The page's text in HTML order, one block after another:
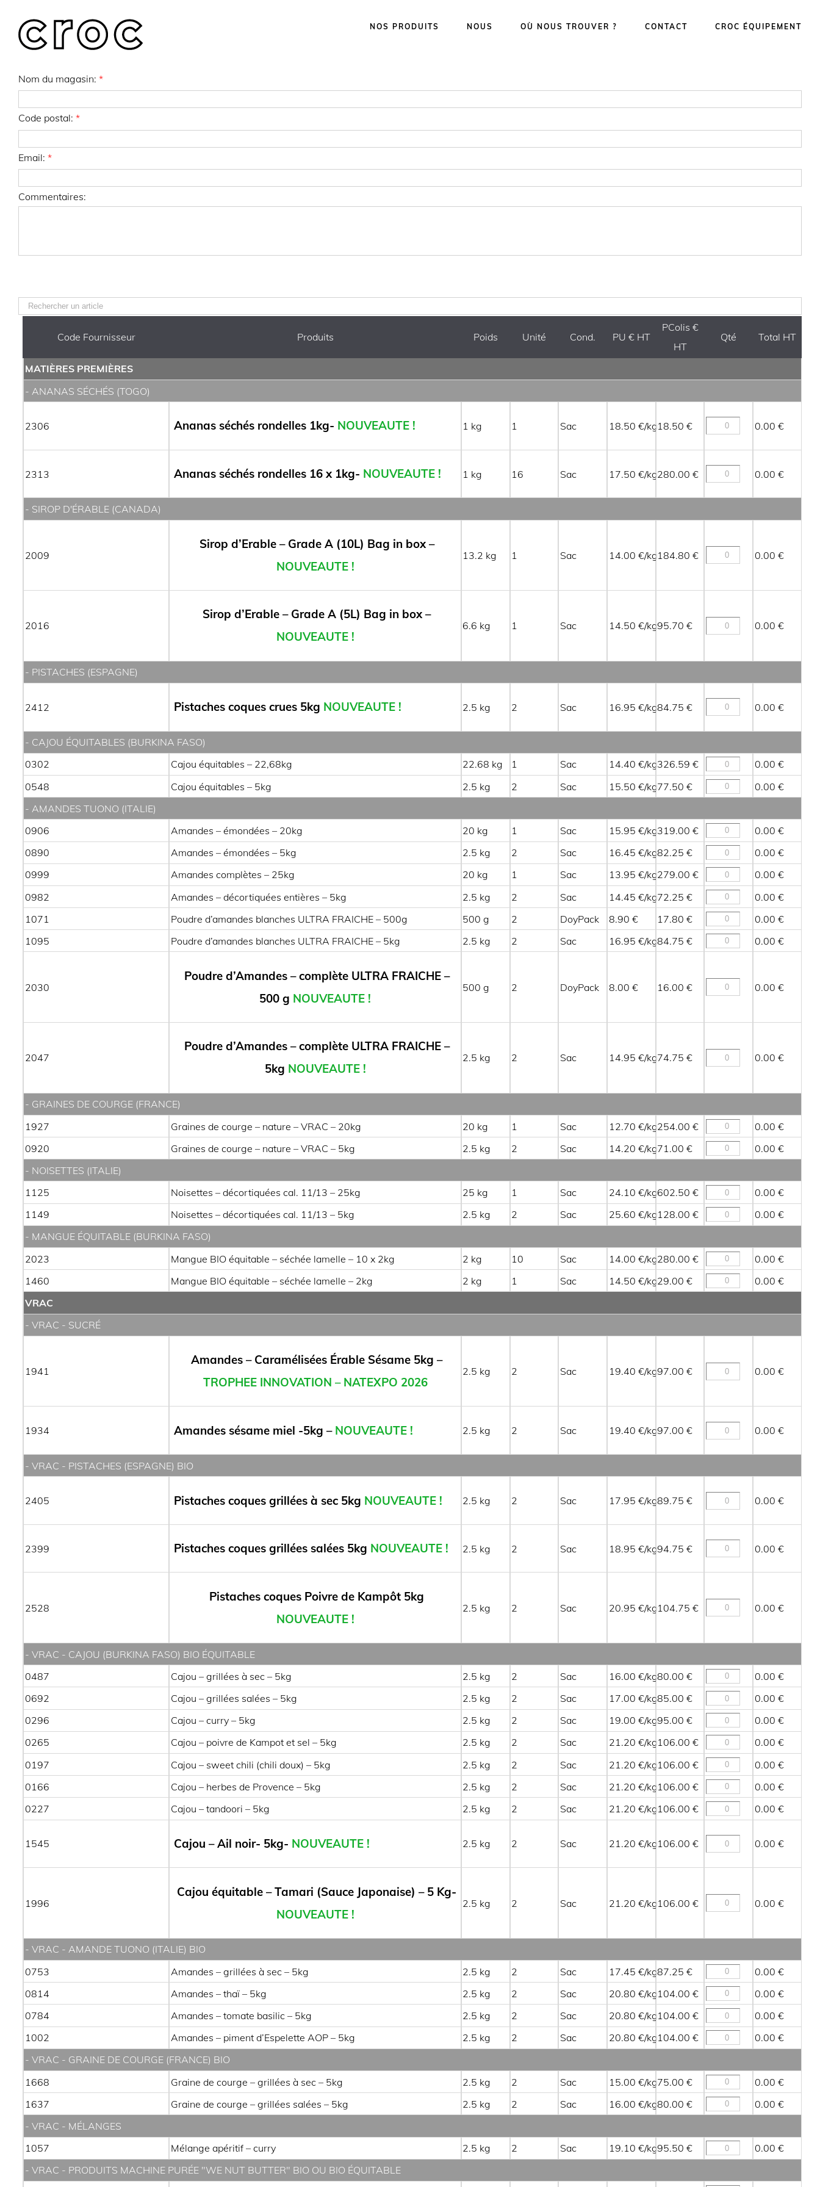
content
NOS PRODUITS NOUS OÙ NOUS TROUVER ? CONTACT CROC ÉQUIPEMENT
Nom du magasin:
Code postal:
Email:
Commentaires:
Code Fournisseur Produits Poids Unité Cond. PU € HT
PColis €
HT
Qté Total HT
MATIÈRES PREMIÈRES
- ANANAS SÉCHÉS (TOGO)
2306 Ananas séchés rondelles 1kg- NOUVEAUTE ! 1 1 Sac 18.50 18.50 0.00
2313 Ananas séchés rondelles 16 x 1kg- NOUVEAUTE ! 1 16 Sac 17.50 280.00 0.00
- SIROP D'ÉRABLE (CANADA)
2009
Sirop d’Erable – Grade A (10L) Bag in box –
NOUVEAUTE !
13.2 1 Sac 14.00 184.80 0.00
2016
Sirop d’Erable – Grade A (5L) Bag in box –
NOUVEAUTE !
6.6 1 Sac 14.50 95.70 0.00
- PISTACHES (ESPAGNE)
2412 Pistaches coques crues 5kg NOUVEAUTE ! 2.5 2 Sac 16.95 84.75 0.00
- CAJOU ÉQUITABLES (BURKINA FASO)
0302
Cajou équitables – 22,68kg 22.68 1 Sac 14.40 326.59
0.00
0548
Cajou équitables – 5kg 2.5 2 Sac 15.50 77.50
0.00
- AMANDES TUONO (ITALIE)
0906
Amandes – émondées – 20kg 20 1 Sac 15.95 319.00
0.00
0890
Amandes – émondées – 5kg 2.5 2 Sac 16.45 82.25
0.00
0999
Amandes complètes – 25kg 20 1 Sac 13.95 279.00
0.00
0982
Amandes – décortiquées entières – 5kg 2.5 2 Sac 14.45 72.25
0.00
1071
Poudre d’amandes blanches ULTRA FRAICHE – 500g 500 2 DoyPack 8.90 17.80
0.00
1095
Poudre d’amandes blanches ULTRA FRAICHE – 5kg 2.5 2 Sac 16.95 84.75 0.00
2030
Poudre d’Amandes – complète ULTRA FRAICHE –
500 g NOUVEAUTE !
500 2 DoyPack 8.00 16.00 0.00
2047
Poudre d’Amandes – complète ULTRA FRAICHE –
5kg NOUVEAUTE !
2.5 2 Sac 14.95 74.75 0.00
- GRAINES DE COURGE (FRANCE)
1927
Graines de courge – nature – VRAC – 20kg 20 1 Sac 12.70 254.00
0.00
0920
Graines de courge – nature – VRAC – 5kg 2.5 2 Sac 14.20 71.00
0.00
- NOISETTES (ITALIE)
1125
Noisettes – décortiquées cal. 11/13 – 25kg 25 1 Sac 24.10 602.50
0.00
1149
Noisettes – décortiquées cal. 11/13 – 5kg 2.5 2 Sac 25.60 128.00
0.00
- MANGUE ÉQUITABLE (BURKINA FASO)
2023
Mangue BIO équitable – séchée lamelle – 10 x 2kg 2 10 Sac 14.00 280.00
0.00
1460
Mangue BIO équitable – séchée lamelle – 2kg 2 1 Sac 14.50 29.00
0.00
VRAC
- VRAC - SUCRÉ
1941
Amandes – Caramélisées Érable Sésame 5kg –
TROPHEE INNOVATION – NATEXPO 2026
2.5 2 Sac 19.40 97.00 0.00
1934 Amandes sésame miel -5kg – NOUVEAUTE ! 2.5 2 Sac 19.40 97.00 0.00
- VRAC - PISTACHES (ESPAGNE) BIO
2405 Pistaches coques grillées à sec 5kg NOUVEAUTE ! 2.5 2 Sac 17.95 89.75 0.00
2399 Pistaches coques grillées salées 5kg NOUVEAUTE ! 2.5 2 Sac 18.95 94.75 0.00
2528
Pistaches coques Poivre de Kampôt 5kg
NOUVEAUTE !
2.5 2 Sac 20.95 104.75 0.00
- VRAC - CAJOU (BURKINA FASO) BIO ÉQUITABLE
0487
Cajou – grillées à sec – 5kg 2.5 2 Sac 16.00 80.00
0.00
0692
Cajou – grillées salées – 5kg 2.5 2 Sac 17.00 85.00
0.00
0296
Cajou – curry – 5kg 2.5 2 Sac 19.00 95.00
0.00
0265
Cajou – poivre de Kampot et sel – 5kg 2.5 2 Sac 21.20 106.00
0.00
0197
Cajou – sweet chili (chili doux) – 5kg 2.5 2 Sac 21.20 106.00
0.00
0166
Cajou – herbes de Provence – 5kg 2.5 2 Sac 21.20 106.00
0.00
0227
Cajou – tandoori – 5kg 2.5 2 Sac 21.20 106.00 0.00
1545 Cajou – Ail noir- 5kg- NOUVEAUTE ! 2.5 2 Sac 21.20 106.00 0.00
1996
Cajou équitable – Tamari (Sauce Japonaise) – 5 Kg-
NOUVEAUTE !
2.5 2 Sac 21.20 106.00 0.00
- VRAC - AMANDE TUONO (ITALIE) BIO
0753
Amandes – grillées à sec – 5kg 2.5 2 Sac 17.45 87.25
0.00
0814
Amandes – thaï – 5kg 2.5 2 Sac 20.80 104.00
0.00
0784
Amandes – tomate basilic – 5kg 2.5 2 Sac 20.80 104.00
0.00
1002
Amandes – piment d’Espelette AOP – 5kg 2.5 2 Sac 20.80 104.00
0.00
- VRAC - GRAINE DE COURGE (FRANCE) BIO
1668
Graine de courge – grillées à sec – 5kg 2.5 2 Sac 15.00 75.00
0.00
1637
Graine de courge – grillées salées – 5kg 2.5 2 Sac 16.00 80.00
0.00
- VRAC - MÉLANGES
1057
Mélange apéritif – curry 2.5 2 Sac 19.10 95.50
0.00
- VRAC - PRODUITS MACHINE PURÉE "WE NUT BUTTER" BIO OU BIO ÉQUITABLE